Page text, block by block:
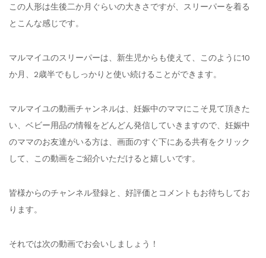
この人形は生後二か月ぐらいの大きさですが、スリーパーを着る
とこんな感じです。
マルマイユのスリーパーは、新生児からも使えて、このように10
か月、2歳半でもしっかりと使い続けることができます。
マルマイユの動画チャンネルは、妊娠中のママにこそ見て頂きた
い、ベビー用品の情報をどんどん発信していきますので、妊娠中
のママのお友達がいる方は、画面のすぐ下にある共有をクリック
して、この動画をご紹介いただけると嬉しいです。
皆様からのチャンネル登録と、好評価とコメントもお待ちしてお
ります。
それでは次の動画でお会いしましょう！